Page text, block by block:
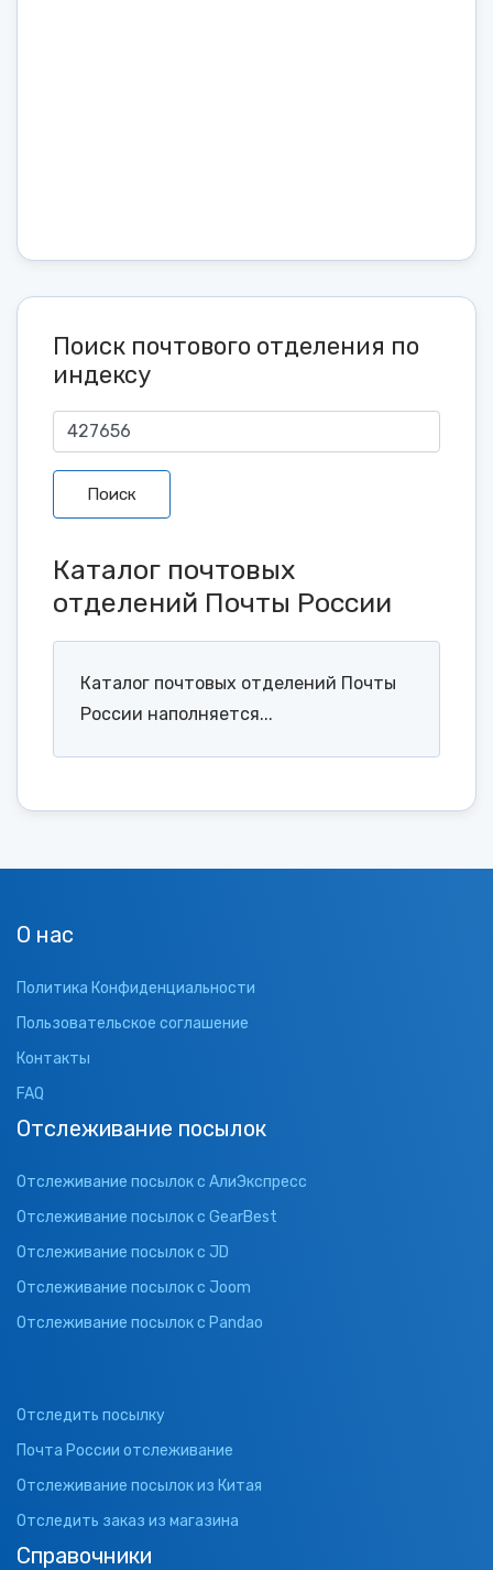
Поиск почтового отделения по
индексу
Поиск
Каталог почтовых
отделений Почты России
Каталог почтовых отделений Почты
России наполняется...
О нас
Политика Конфиденциальности
Пользовательское соглашение
Контакты
FAQ
Отслеживание посылок
Отслеживание посылок с АлиЭкспресс
Отслеживание посылок с GearBest
Отслеживание посылок с JD
Отслеживание посылок с Joom
Отслеживание посылок с Pandao
Отследить посылку
Почта России отслеживание
Отслеживание посылок из Китая
Отследить заказ из магазина
Справочники